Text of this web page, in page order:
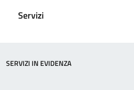
Servizi
SERVIZI IN EVIDENZA